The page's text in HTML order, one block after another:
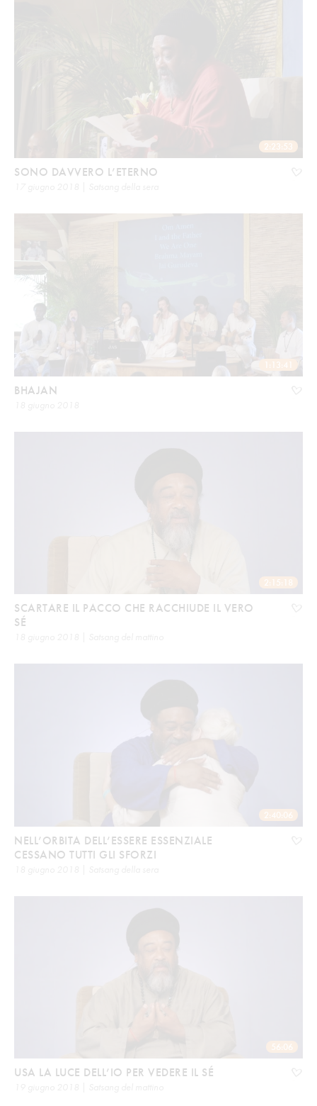
2:23:53
SONO DAVVERO L’ETERNO
1:13:41
BHAJAN
2:15:18
SCARTARE IL PACCO CHE RACCHIUDE IL VERO
SÉ
2:40:06
NELL’ORBITA DELL’ESSERE ESSENZIALE
CESSANO TUTTI GLI SFORZI
56:06
USA LA LUCE DELL’IO PER VEDERE IL SÉ